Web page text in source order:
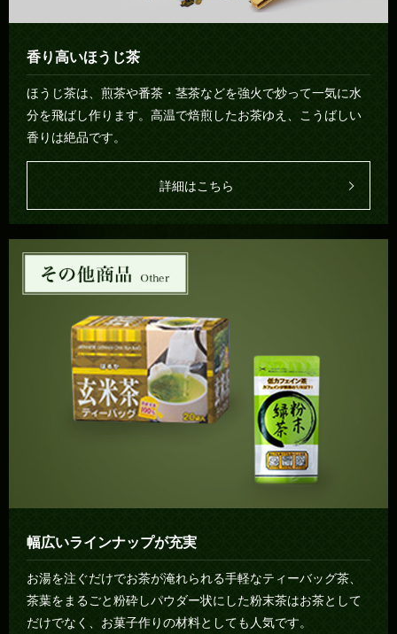
香り高いほうじ茶
ほうじ茶は、煎茶や番茶・茎茶などを強火で炒って一気に水
分を飛ばし作ります。高温で焙煎したお茶ゆえ、こうばしい
香りは絶品です。
詳細はこちら
幅広いラインナップが充実
お湯を注ぐだけでお茶が淹れられる手軽なティーバッグ茶、
茶葉をまるごと粉砕しパウダー状にした粉末茶はお茶として
だけでなく、お菓子作りの材料としても人気です。